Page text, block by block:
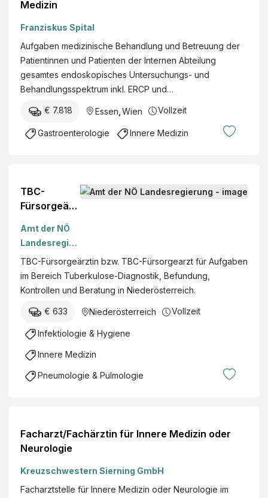
Medizin
Franziskus Spital
Aufgaben medizinische Behandlung und Betreuung der
Patientinnen und Patienten der Internen Abteilung
gesamtes endoskopisches Untersuchungs- und
Behandlungsspektrum inkl. ERCP und…
€ 7.818 Essen Wien Vollzeit
Gastroenterologie Innere Medizin
TBC-
Fürsorgeärz
TBC-
Fürsorgearz
t
Amt der NÖ
Landesregier
ung
TBC-Fürsorgeärztin bzw. TBC-Fürsorgearzt für Aufgaben
im Bereich Tuberkulose-Diagnostik, Befundung,
Kontrollen und Beratung in Niederösterreich.
€ 633 Niederösterreich Vollzeit
Infektiologie & Hygiene
Innere Medizin
Pneumologie & Pulmologie
Facharzt/Fachärztin für Innere Medizin oder
Neurologie
Kreuzschwestern Sierning GmbH
Facharztstelle für Innere Medizin oder Neurologie im